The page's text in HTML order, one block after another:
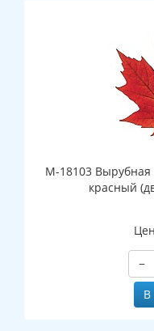
М-18103 Вырубная
красный
−
В